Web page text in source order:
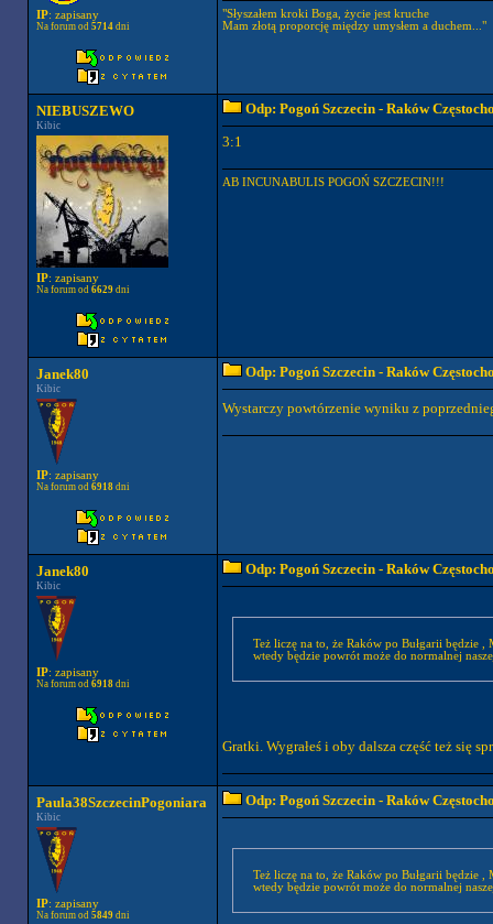
IP: zapisany
Na forum od 5714dni
"Słyszałem kroki Boga, życie jest kruche
Mam złotą proporcję między umysłem a duchem..."
NIEBUSZEWO
Kibic
IP: zapisany
Na forum od 6629dni
Odp: Pogoń Szczecin - Raków
3:1
AB INCUNABULIS POGOŃ SZCZECIN!!!
Janek80
Kibic
IP: zapisany
Na forum od 6918dni
Odp: Pogoń Szczecin - Raków
Wystarczy powtórzenie wyniku z
Janek80
Kibic
IP: zapisany
Na forum od 6918dni
Odp: Pogoń Szczecin - Raków
Też liczę na to, że Raków po Bułgarii będzie
wtedy będzie powrót może do normalnej
Gratki. Wygrałeś i oby dalsza część też się
Paula38SzczecinPogoniara
Kibic
IP: zapisany
Na forum od 5849dni
Odp: Pogoń Szczecin - Raków
Też liczę na to, że Raków po Bułgarii będzie
wtedy będzie powrót może do normalnej